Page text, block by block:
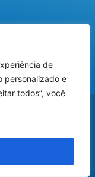
analisar
de
personalizado e
todos”, você
X